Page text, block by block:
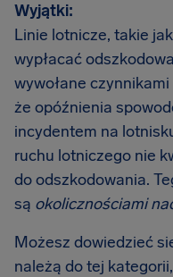
Wyjątki:
Linie lotnicze, takie
wypłacać
wywołane
że opóźnienia
incydentem na
ruchu lotniczego nie
do odszkodowania.
są okolicznościami
Możesz dowiedzieć
należą do tej